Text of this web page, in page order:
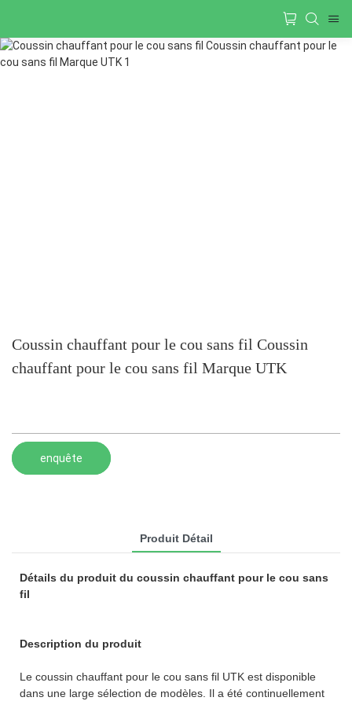
Coussin chauffant pour le cou sans fil Coussin
chauffant pour le cou sans fil Marque UTK
enquête
Produit Détail
Détails du produit du coussin chauffant pour le cou sans
fil
Description du produit
Le coussin chauffant pour le cou sans fil UTK est disponible
dans une large sélection de modèles. Il a été continuellement